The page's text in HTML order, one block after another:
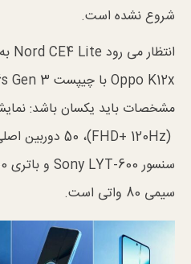
شروع نشده است.
سیمی 80 واتی است.